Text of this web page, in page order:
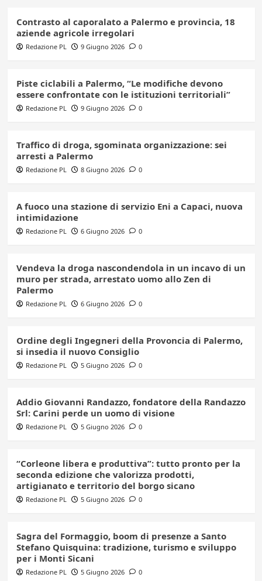
Contrasto al caporalato a Palermo e provincia, 18
aziende agricole irregolari
Redazione PL 9 Giugno 2026 0
Piste ciclabili a Palermo, “Le modifiche devono
essere confrontate con le istituzioni territoriali”
Redazione PL 9 Giugno 2026 0
Traffico di droga, sgominata organizzazione: sei
arresti a Palermo
Redazione PL 8 Giugno 2026 0
A fuoco una stazione di servizio Eni a Capaci, nuova
intimidazione
Redazione PL 6 Giugno 2026 0
Vendeva la droga nascondendola in un incavo di un
muro per strada, arrestato uomo allo Zen di
Palermo
Redazione PL 6 Giugno 2026 0
Ordine degli Ingegneri della Provoncia di Palermo,
si insedia il nuovo Consiglio
Redazione PL 5 Giugno 2026 0
Addio Giovanni Randazzo, fondatore della Randazzo
Srl: Carini perde un uomo di visione
Redazione PL 5 Giugno 2026 0
“Corleone libera e produttiva”: tutto pronto per la
seconda edizione che valorizza prodotti,
artigianato e territorio del borgo sicano
Redazione PL 5 Giugno 2026 0
Sagra del Formaggio, boom di presenze a Santo
Stefano Quisquina: tradizione, turismo e sviluppo
per i Monti Sicani
Redazione PL 5 Giugno 2026 0